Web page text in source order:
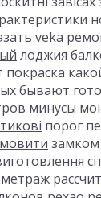
veka
лоджия
покраска
бывают
минусы
порог
замком